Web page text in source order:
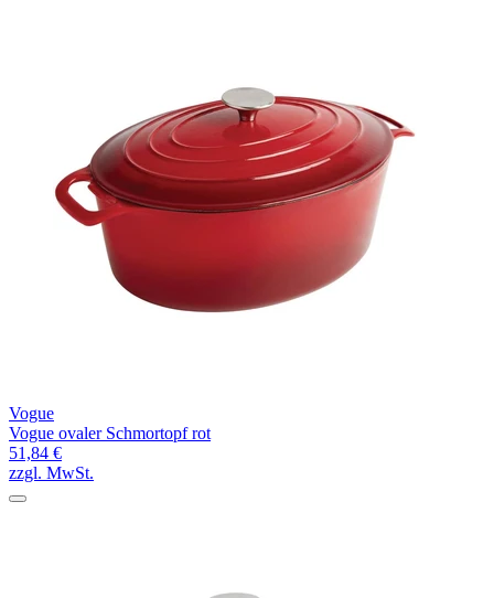
Vogue
Vogue ovaler Schmortopf rot
51,84 €
zzgl. MwSt.